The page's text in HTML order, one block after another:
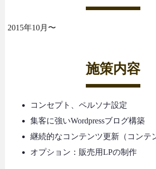
2015年10月〜
施策内容
コンセプト、ペルソナ設定
集客に強いWordpressブログ構築
継続的なコンテンツ更新（コンテ
オプション：販売用LPの制作